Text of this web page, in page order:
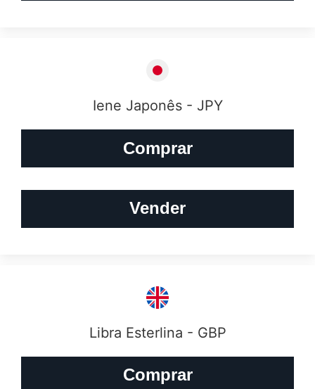
Iene Japonês - JPY
Comprar
Vender
Libra Esterlina - GBP
Comprar